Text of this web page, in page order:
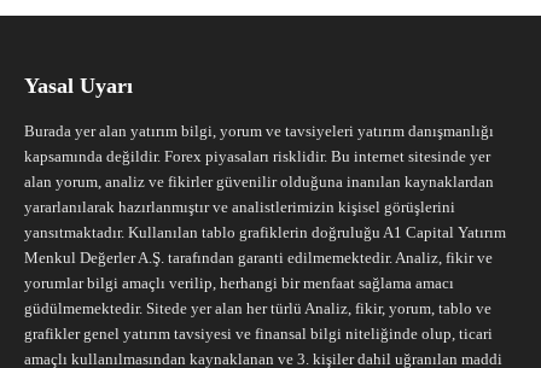
Yasal Uyarı
Burada yer alan yatırım bilgi, yorum ve tavsiyeleri yatırım danışmanlığı
kapsamında değildir. Forex piyasaları risklidir. Bu internet sitesinde yer
alan yorum, analiz ve fikirler güvenilir olduğuna inanılan kaynaklardan
yararlanılarak hazırlanmıştır ve analistlerimizin kişisel görüşlerini
yansıtmaktadır. Kullanılan tablo grafiklerin doğruluğu A1 Capital Yatırım
Menkul Değerler A.Ş. tarafından garanti edilmemektedir. Analiz, fikir ve
yorumlar bilgi amaçlı verilip, herhangi bir menfaat sağlama amacı
güdülmemektedir. Sitede yer alan her türlü Analiz, fikir, yorum, tablo ve
grafikler genel yatırım tavsiyesi ve finansal bilgi niteliğinde olup, ticari
amaçlı kullanılmasından kaynaklanan ve 3. kişiler dahil uğranılan maddi